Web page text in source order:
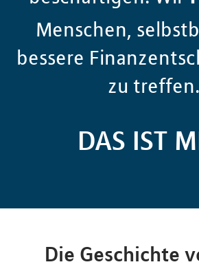
Menschen,
bessere
zu treffen.
DAS IST
Die Geschichte